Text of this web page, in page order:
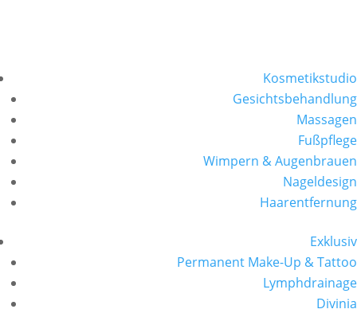
Kosmetikstudio
Gesichtsbehandlung
Massagen
Fußpflege
Wimpern & Augenbrauen
Nageldesign
Haarentfernung
Exklusiv
Permanent Make-Up & Tattoo
Lymphdrainage
Divinia